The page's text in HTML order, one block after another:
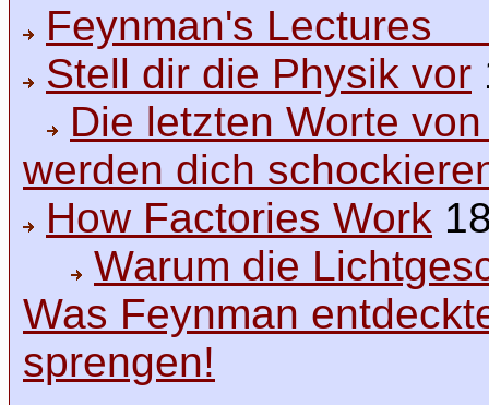
Feynman's Lectures
Stell dir die Physik vor
Die letzten Worte
werden dich
How Factories Work
Warum die
Was Feynman
sprengen!